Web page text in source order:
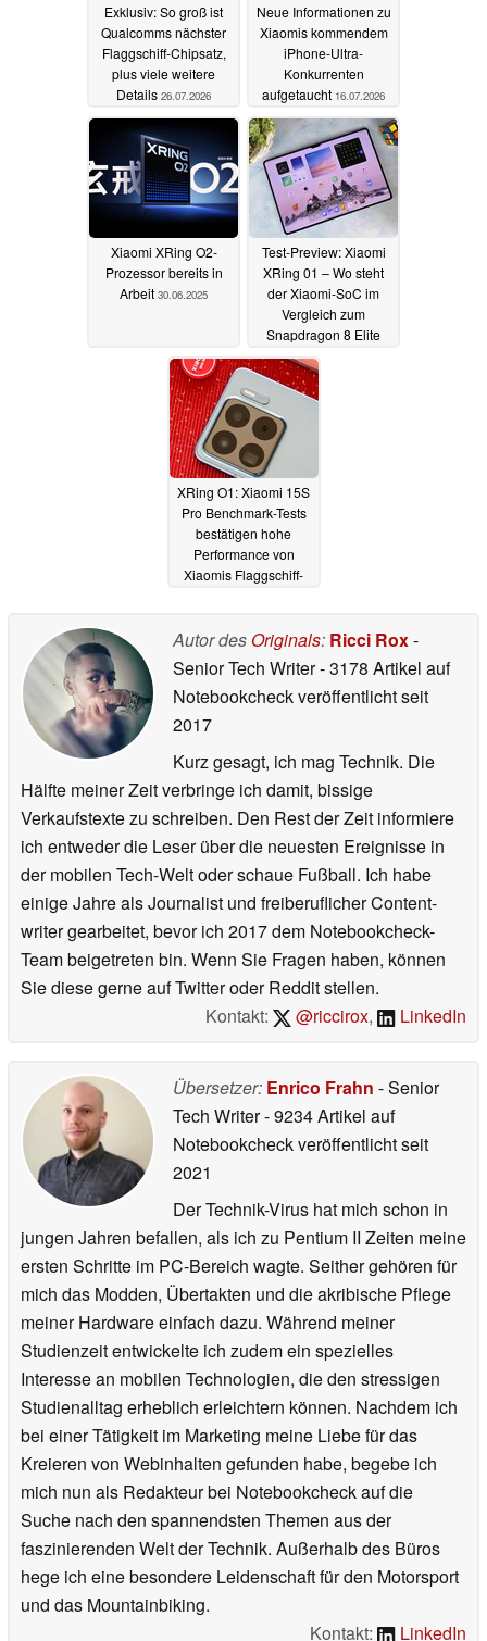
Exklusiv: So groß ist
Qualcomms nächster
Flaggschiff-Chipsatz,
plus viele weitere
Details 26.07.2026
Neue Informationen zu
Xiaomis kommendem
iPhone-Ultra-
Konkurrenten
aufgetaucht 16.07.2026
Xiaomi XRing O2-
Prozessor bereits in
Arbeit 30.06.2025
Test-Preview: Xiaomi
XRing 01 – Wo steht
der Xiaomi-SoC im
Vergleich zum
Snapdragon 8 Elite
21.06.2025
XRing O1: Xiaomi 15S
Pro Benchmark-Tests
bestätigen hohe
Performance von
Xiaomis Flaggschiff-
Autor des Originals: Ricci Rox-
Senior Tech Writer- 3178 Artikel auf
Notebookcheck veröffentlichtseit
2017
Kurz gesagt, ich mag Technik. Die
Hälfte meiner Zeit verbringe ich damit, bissige
Verkaufstexte zu schreiben. Den Rest der Zeit informiere
ich entweder die Leser über die neuesten Ereignisse in
der mobilen Tech-Welt oder schaue Fußball. Ich habe
einige Jahre als Journalist und freiberuflicher Content-
writer gearbeitet, bevor ich 2017 dem Notebookcheck-
Team beigetreten bin. Wenn Sie Fragen haben, können
Sie diese gerne auf Twitter oder Reddit stellen.
Kontakt:
@riccirox, LinkedIn
Übersetzer: Enrico Frahn - Senior
Tech Writer- 9234 Artikel auf
Notebookcheck veröffentlichtseit
2021
Der Technik-Virus hat mich schon in
jungen Jahren befallen, als ich zu Pentium II Zeiten meine
ersten Schritte im PC-Bereich wagte. Seither gehören für
mich das Modden, Übertakten und die akribische Pflege
meiner Hardware einfach dazu. Während meiner
Studienzeit entwickelte ich zudem ein spezielles
Interesse an mobilen Technologien, die den stressigen
Studienalltag erheblich erleichtern können. Nachdem ich
bei einer Tätigkeit im Marketing meine Liebe für das
Kreieren von Webinhalten gefunden habe, begebe ich
mich nun als Redakteur bei Notebookcheck auf die
Suche nach den spannendsten Themen aus der
faszinierenden Welt der Technik. Außerhalb des Büros
hege ich eine besondere Leidenschaft für den Motorsport
und das Mountainbiking.
Kontakt:
LinkedIn